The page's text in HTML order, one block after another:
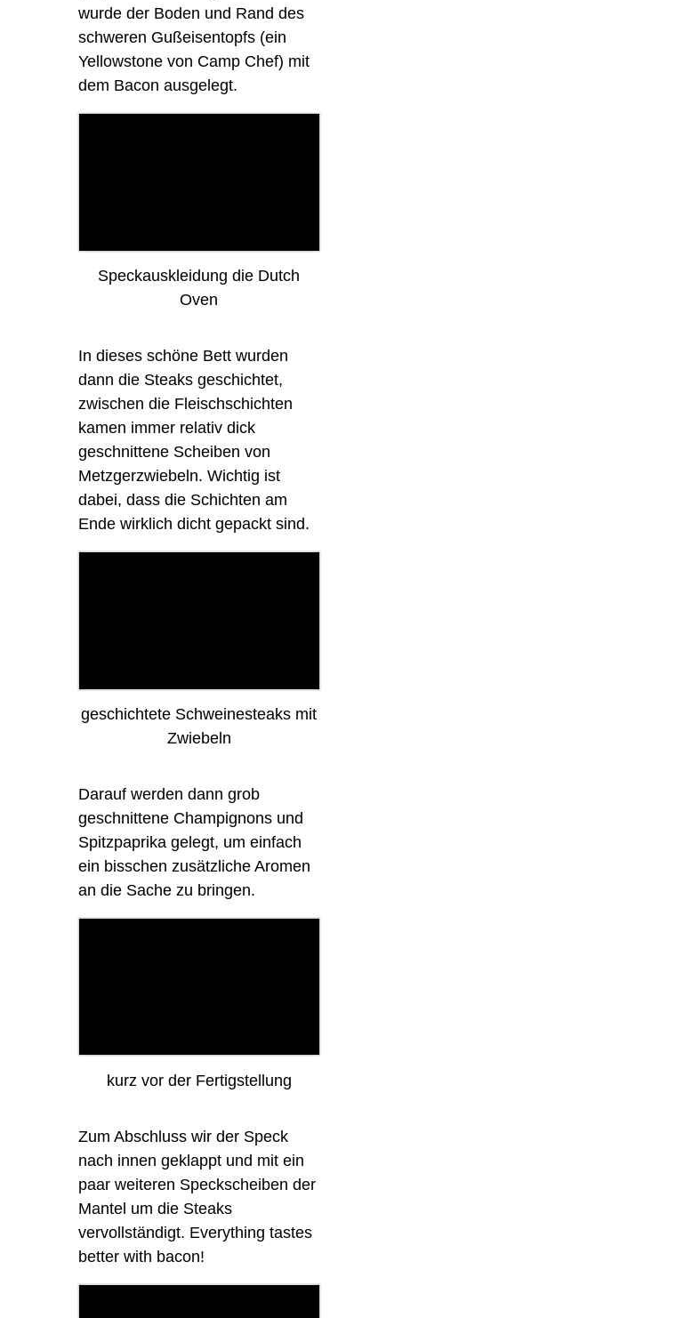
wurde der Boden und Rand des
schweren Gußeisentopfs (ein
Yellowstone von Camp Chef) mit
dem Bacon ausgelegt.
Speckauskleidung die Dutch
Oven
In dieses schöne Bett wurden
dann die Steaks geschichtet,
zwischen die Fleischschichten
kamen immer relativ dick
geschnittene Scheiben von
Metzgerzwiebeln. Wichtig ist
dabei, dass die Schichten am
Ende wirklich dicht gepackt sind.
geschichtete Schweinesteaks mit
Zwiebeln
Darauf werden dann grob
geschnittene Champignons und
Spitzpaprika gelegt, um einfach
ein bisschen zusätzliche Aromen
an die Sache zu bringen.
kurz vor der Fertigstellung
Zum Abschluss wir der Speck
nach innen geklappt und mit ein
paar weiteren Speckscheiben der
Mantel um die Steaks
vervollständigt. Everything tastes
better with bacon!